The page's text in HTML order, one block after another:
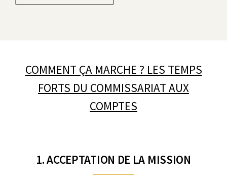
COMMENT ÇA MARCHE ? LES TEMPS
FORTS DU COMMISSARIAT AUX
COMPTES
1. ACCEPTATION DE LA MISSION